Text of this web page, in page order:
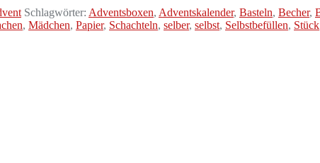
Schlagwörter: Adventsboxen, Adventskalender, Basteln, Becher,
, Mädchen, Papier, Schachteln, selber, selbst, Selbstbefüllen, Stück